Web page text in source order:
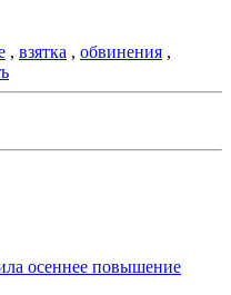
, взятка , обвинения ,